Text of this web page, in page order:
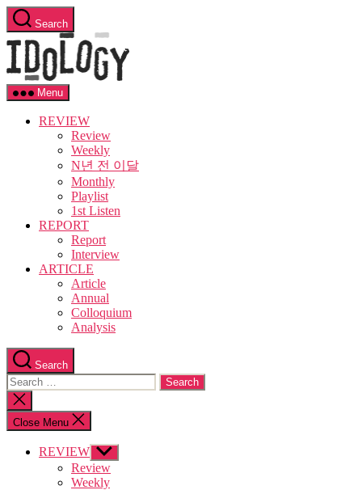
Skip
to
the
content
Search
Menu
REVIEW
Review
Weekly
N년 전 이달
Monthly
Playlist
1st Listen
REPORT
Report
Interview
ARTICLE
Article
Annual
Colloquium
Analysis
Search
Search
for:
Close
search
Close Menu
REVIEW Show
sub
menu
Review
Weekly